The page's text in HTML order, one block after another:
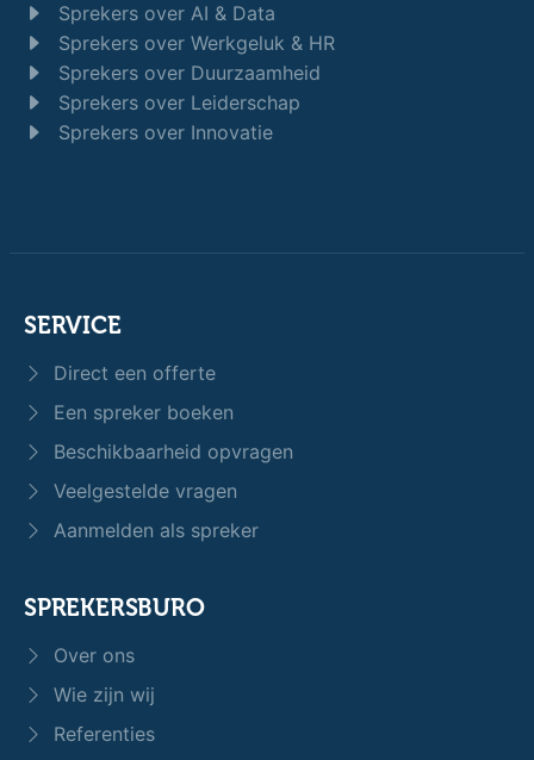
Sprekers over AI & Data
Sprekers over Werkgeluk & HR
Sprekers over Duurzaamheid
Sprekers over Leiderschap
Sprekers over Innovatie
SERVICE
Direct een offerte
Een spreker boeken
Beschikbaarheid opvragen
Veelgestelde vragen
Aanmelden als spreker
SPREKERSBURO
Over ons
Wie zijn wij
Referenties